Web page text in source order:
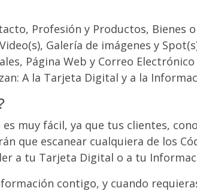
Profesión y Productos, Bienes
Galería de imágenes y
Página Web y Correo Electrónico
A la Tarjeta Digital y a la
muy fácil, ya que tus clientes,
que escanear cualquiera de los
a tu Tarjeta Digital o a tu
contigo, y cuando